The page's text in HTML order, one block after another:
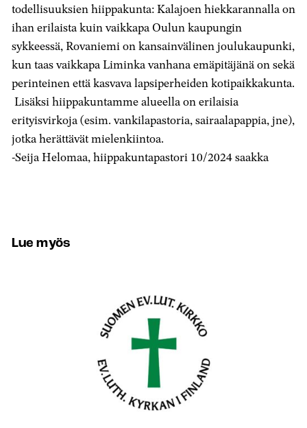
todellisuuksien hiippakunta: Kalajoen hiekkarannalla on
ihan erilaista kuin vaikkapa Oulun kaupungin
sykkeessä, Rovaniemi on kansainvälinen joulukaupunki,
kun taas vaikkapa Liminka vanhana emäpitäjänä on sekä
perinteinen että kasvava lapsiperheiden kotipaikkakunta.
Lisäksi hiippakuntamme alueella on erilaisia
erityisvirkoja (esim. vankilapastoria, sairaalapappia, jne),
jotka herättävät mielenkiintoa.
-Seija Helomaa, hiippakuntapastori 10/2024 saakka
Lue myös